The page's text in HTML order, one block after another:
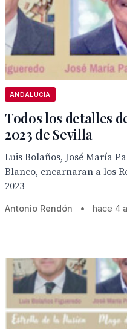
ANDALUCÍA
Todos los detalles
2023 de Sevilla
Luis Bolaños, José María
Blanco, encarnaran a los
2023
Antonio Rendón • hace 4